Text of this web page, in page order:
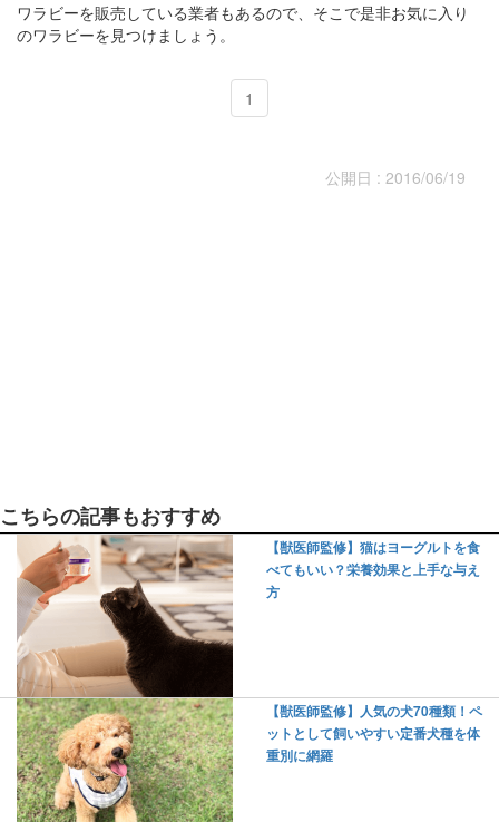
ワラビーを販売している業者もあるので、そこで是非お気に入り
のワラビーを見つけましょう。
1
公開日 : 2016/06/19
こちらの記事もおすすめ
【獣医師監修】猫はヨーグルトを食
べてもいい？栄養効果と上手な与え
方
【獣医師監修】人気の犬70種類！ペ
ットとして飼いやすい定番犬種を体
重別に網羅